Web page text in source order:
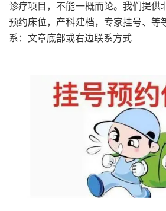
诊疗项目，不能一概而论。我们提供
预约床位，产科建档，专家挂号、等
系：文章底部或右边联系方式